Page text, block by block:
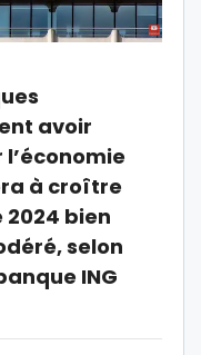
avoir
à croître
bien
selon
ING